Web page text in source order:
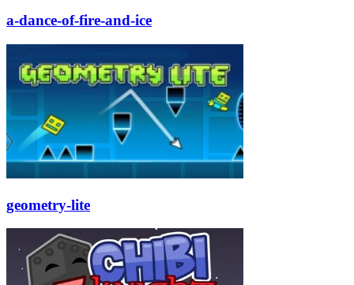
a-dance-of-fire-and-ice
geometry-lite